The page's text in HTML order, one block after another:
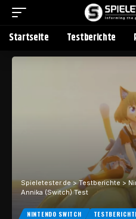
Startseite Testberichte
Spieletester.de>Testberichte >
Annika (Switch) Test
NINTENDO SWITCH